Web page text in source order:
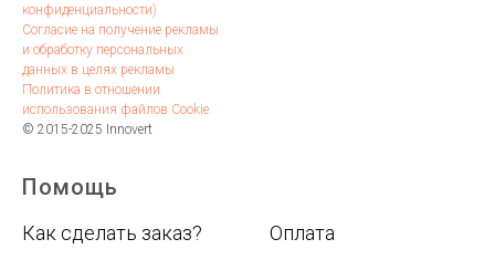
конфиденциальности)
Согласие на получение рекламы
и обработку персональных
данных в целях рекламы
Политика в отношении
использования файлов Cookie
© 2015-2025 Innovert
Помощь
Как сделать заказ? Оплата